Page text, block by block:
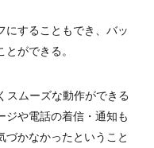
にすることもでき、バッ
ができる。
スムーズな動作ができる
ジや電話の着信・通知も
づかなかったということ